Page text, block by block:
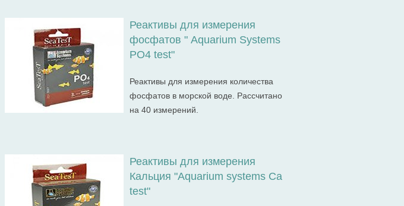
Реактивы для измерения
фосфатов " Aquarium Systems
PO4 test"
Реактивы для измерения количества
фосфатов в морской воде. Рассчитано
на 40 измерений.
Реактивы для измерения
Кальция "Aquarium systems Сa
test"